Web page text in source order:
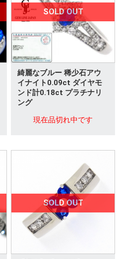
SOLD OUT
綺麗なブルー 稀少石アウ
イナイト0.09ct ダイヤモ
ンド計0.18ct プラチナリ
ング
現在品切れ中です
SOLD OUT